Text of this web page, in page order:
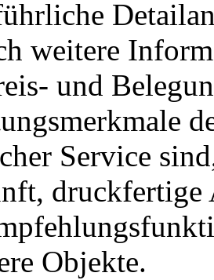
weitere
und
Service
druckfertige
Objekte.